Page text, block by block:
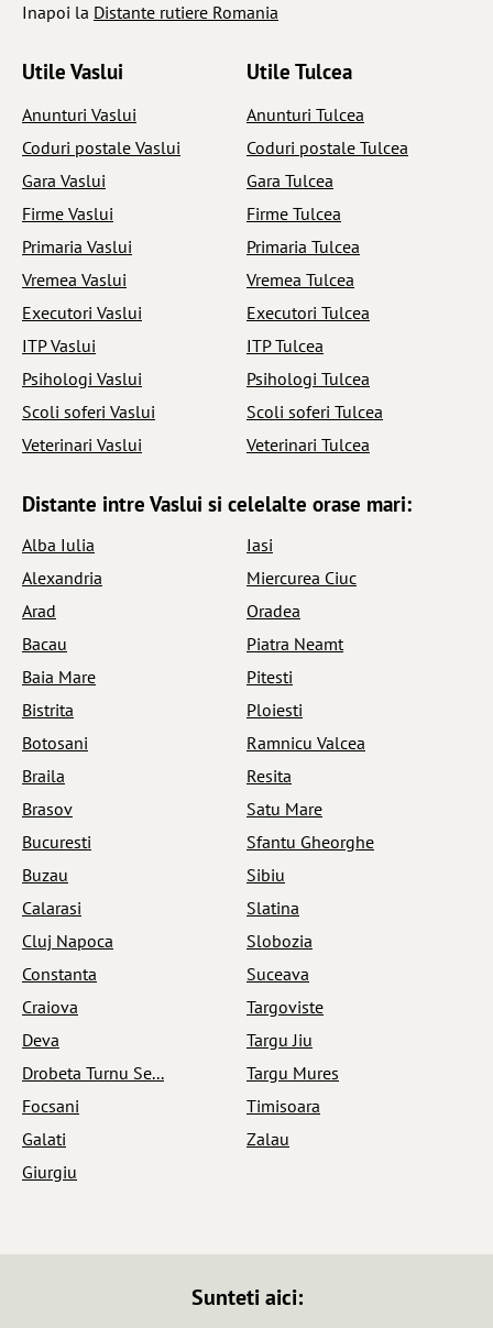
Inapoi la Distante rutiere Romania
Utile Vaslui
Anunturi Vaslui
Coduri postale Vaslui
Gara Vaslui
Firme Vaslui
Primaria Vaslui
Vremea Vaslui
Executori Vaslui
ITP Vaslui
Psihologi Vaslui
Scoli soferi Vaslui
Veterinari Vaslui
Utile Tulcea
Anunturi Tulcea
Coduri postale Tulcea
Gara Tulcea
Firme Tulcea
Primaria Tulcea
Vremea Tulcea
Executori Tulcea
ITP Tulcea
Psihologi Tulcea
Scoli soferi Tulcea
Veterinari Tulcea
Distante intre Vaslui si celelalte orase mari:
Alba Iulia
Alexandria
Arad
Bacau
Baia Mare
Bistrita
Botosani
Braila
Brasov
Bucuresti
Buzau
Calarasi
Cluj Napoca
Constanta
Craiova
Deva
Drobeta Turnu Se...
Focsani
Galati
Giurgiu
Iasi
Miercurea Ciuc
Oradea
Piatra Neamt
Pitesti
Ploiesti
Ramnicu Valcea
Resita
Satu Mare
Sfantu Gheorghe
Sibiu
Slatina
Slobozia
Suceava
Targoviste
Targu Jiu
Targu Mures
Timisoara
Zalau
Sunteti aici: